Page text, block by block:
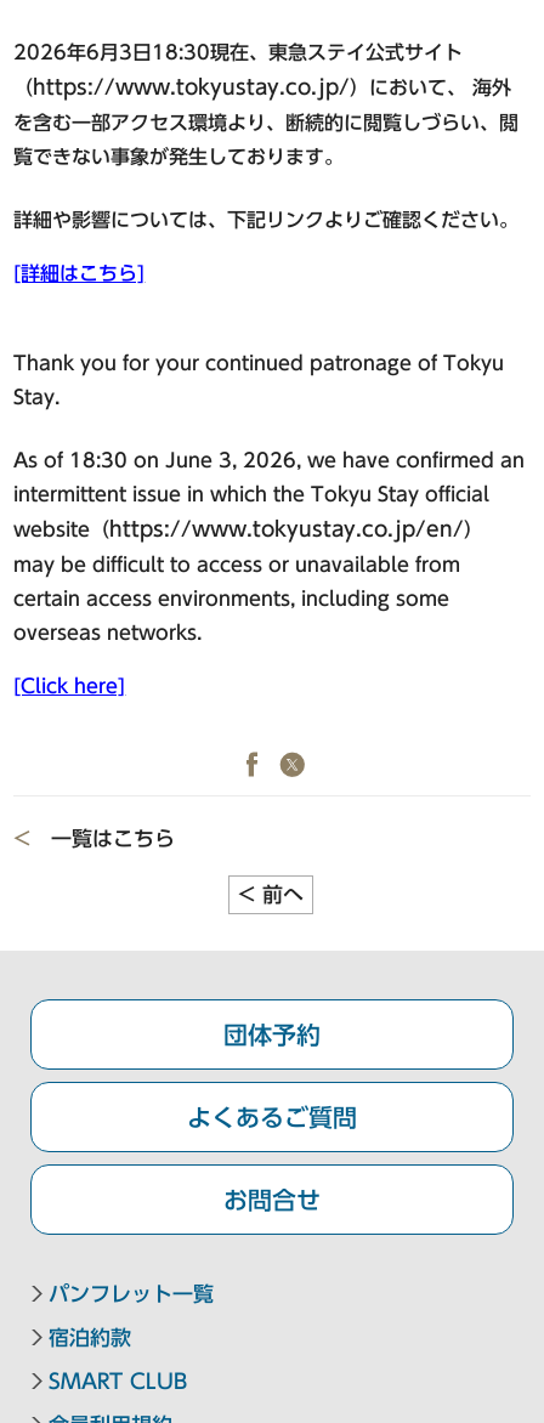
東急ステイ新宿
（2026年9月29日リニューアル）
東急ステイ西新宿
東急ステイ四谷
東急ステイ池袋
東急ステイ高輪
水道橋・日本橋・門前仲町エリア
東急ステイ水道橋
東急ステイ日本橋
東急ステイ門前仲町
東急ステイ札幌
東急ステイ札幌大通
金沢・岐阜エリア
東急ステイ飛騨高山 結の湯
東急ステイメルキュール大阪なんば
東急ステイ京都阪井座(四条河原町)
東急ステイ京都三条烏丸
2026年6月3日18:30現在、東急ステイ公式サイト
（ https://www.tokyustay.co.jp/）において、 海外
を含む一部アクセス環境より、断続的に閲覧しづらい、閲
覧できない事象が発生しております。
詳細や影響については、下記リンクよりご確認ください。
[詳細はこちら]
Thank you for your continued patronage of Tokyu
Stay.
As of 18:30 on June 3, 2026, we have confirmed an
intermittent issue in which the Tokyu Stay official
website（ https://www.tokyustay.co.jp/en/）
may be difficult to access or unavailable from
certain access environments, including some
overseas networks.
[Click here]
< 一覧はこちら
<前へ
団体予約
よくあるご質問
お問合せ
パンフレット一覧
宿泊約款
SMART CLUB